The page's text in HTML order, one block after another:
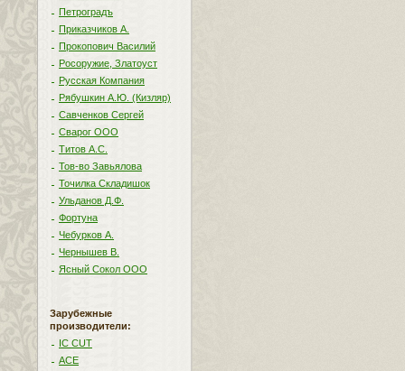
Петроградъ
Приказчиков А.
Прокопович Василий
Росоружие, Златоуст
Русская Компания
Рябушкин А.Ю. (Кизляр)
Савченков Сергей
Сварог ООО
Титов А.С.
Тов-во Завьялова
Точилка Складишок
Ульданов Д.Ф.
Фортуна
Чебурков А.
Чернышев В.
Ясный Сокол ООО
Зарубежные
производители:
IC CUT
ACE